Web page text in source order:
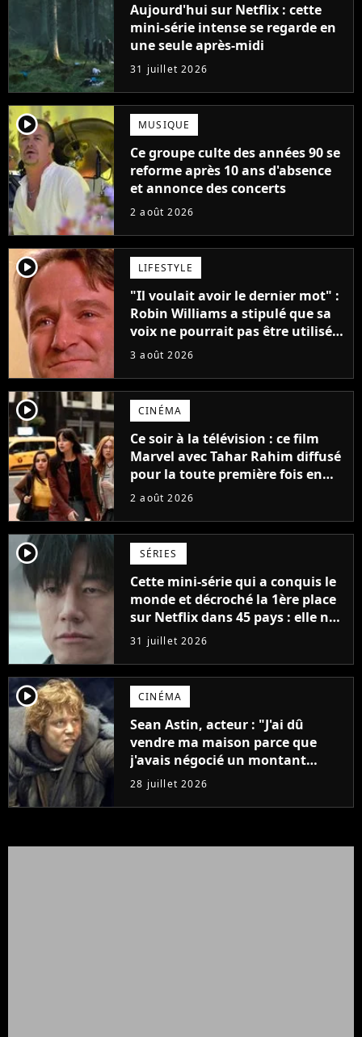
Aujourd'hui sur Netflix : cette
mini-série intense se regarde en
une seule après-midi
31 juillet 2026
player2 MUSIQUE
Ce groupe culte des années 90 se
reforme après 10 ans d'absence
et annonce des concerts
2 août 2026
player2 LIFESTYLE
"Il voulait avoir le dernier mot" :
Robin Williams a stipulé que sa
voix ne pourrait pas être utilisée
avant 2039, pourtant Disney
inédits
3 août 2026
player2 CINÉMA
Ce soir à la télévision : ce film
Marvel avec Tahar Rahim diffusé
pour la toute première fois en
France
2 août 2026
player2 SÉRIES
Cette mini-série qui a conquis le
monde et décroché la 1ère place
sur Netflix dans 45 pays : elle ne
compte que 10 épisodes et c'est
un phénomène mondial
31 juillet 2026
player2 CINÉMA
Sean Astin, acteur : "J'ai dû
vendre ma maison parce que
j'avais négocié un montant
beaucoup trop bas pour Le
Seigneur des anneaux"
28 juillet 2026